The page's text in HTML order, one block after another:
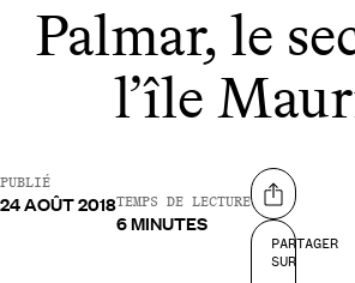
Palmar, le
l’île
PUBLIÉ
24 AOÛT 2018TEMPS DE LECTURE
6 MINUTES
Partager sur
PARTAGER
SUR